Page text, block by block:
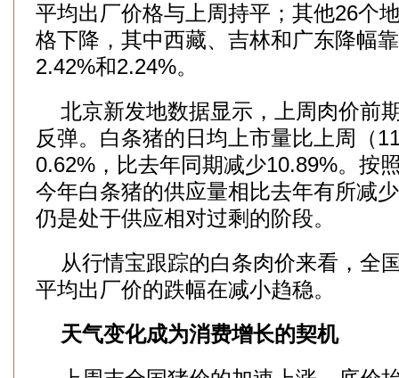
平均出厂价格与上周持平；其他26个
格下降，其中西藏、吉林和广东降幅
2.42%和2.24%。
北京新发地数据显示，上周肉价前
反弹。白条猪的日均上市量比上周（
0.62%，比去年同期减少10.89%。按
今年白条猪的供应量相比去年有所减
仍是处于供应相对过剩的阶段。
从行情宝跟踪的白条肉价来看，全
平均出厂价的跌幅在减小趋稳。
天气变化成为消费增长的契机